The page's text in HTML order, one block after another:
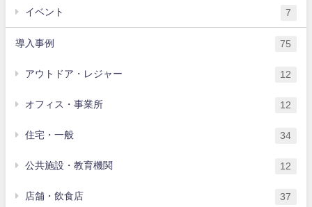
イベント 7
導入事例 75
アウトドア・レジャー 12
オフィス・事業所 12
住宅・一般 34
公共施設・教育機関 12
店舗・飲食店 37